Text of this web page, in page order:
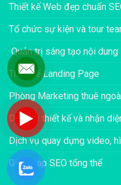
Thiết kế Web đẹp chuẩn
Tổ chức sự kiện và tour
Quản trị sáng tạo nội
Thiết kế Landing Page
Phòng Marketing thuê
Dịch vụ thiết kế và nhận
Dịch vụ quay dựng video,
Giải pháp SEO tổng thể